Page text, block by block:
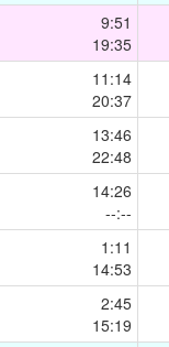
9:51
19:35
11:14
20:37
13:46
22:48
14:26
--:--
1:11
14:53
2:45
15:19